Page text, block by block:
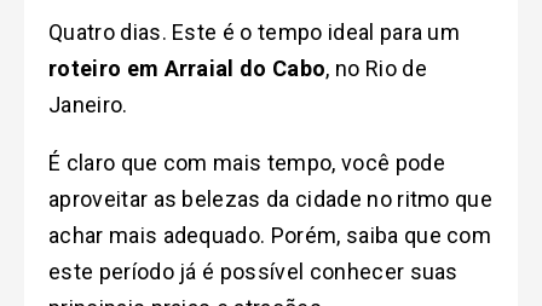
Quatro dias. Este é o tempo ideal para um
roteiro em Arraial do Cabo, no Rio de
Janeiro.
É claro que com mais tempo, você pode
aproveitar as belezas da cidade no ritmo que
achar mais adequado. Porém, saiba que com
este período já é possível conhecer suas